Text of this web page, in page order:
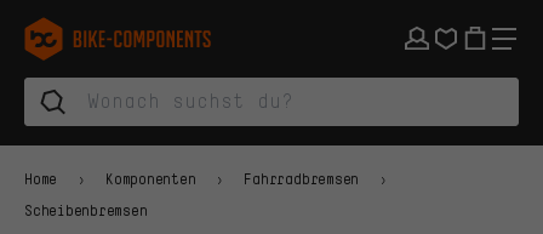
Zur Hauptnavigation springen
Zur Kategorienavigation springen
Zum Inhalt springen
Zu Marken und Newsletter springen
Zur Fußzeile springen
bike-components.de Startseite
Home Komponenten Fahrradbremsen
Scheibenbremsen